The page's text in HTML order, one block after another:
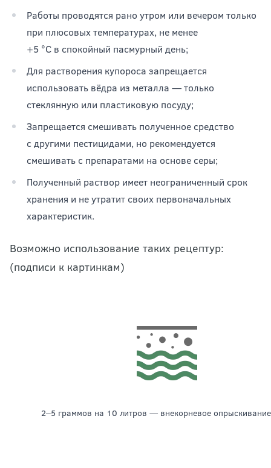
Работы проводятся рано утром или вечером только
при плюсовых температурах, не менее
+5 °С в спокойный пасмурный день;
Для растворения купороса запрещается
использовать вёдра из металла — только
стеклянную или пластиковую посуду;
Запрещается смешивать полученное средство
с другими пестицидами, но рекомендуется
смешивать с препаратами на основе серы;
Полученный раствор имеет неограниченный срок
хранения и не утратит своих первоначальных
характеристик.
Возможно использование таких рецептур:
(подписи к картинкам)
2‒5 граммов на 10 литров — внекорневое опрыскивание